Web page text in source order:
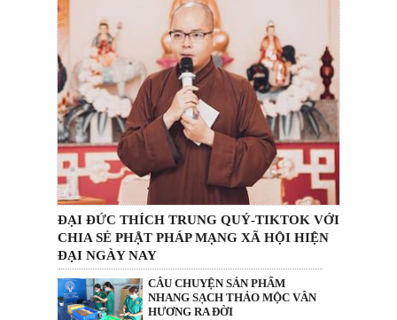
ĐẠI ĐỨC THÍCH TRUNG QUÝ-TIKTOK VỚI
CHIA SẺ PHẬT PHÁP MẠNG XÃ HỘI HIỆN
ĐẠI NGÀY NAY
CÂU CHUYỆN SẢN PHẨM
NHANG SẠCH THẢO MỘC VÂN
HƯƠNG RA ĐỜI